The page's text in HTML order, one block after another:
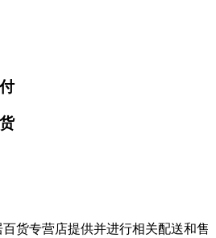
货专营店提供并进行相关配送和售